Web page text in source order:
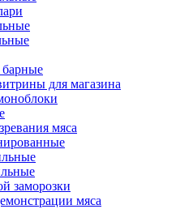
для магазина
мяса
заморозки
мяса